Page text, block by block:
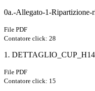
0a.-Allegato-1-Ripartizione-
File PDF
Contatore click: 28
1.
File PDF
Contatore click: 15